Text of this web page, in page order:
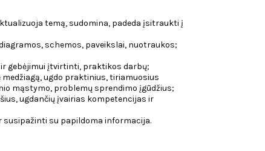
temą, sudomina, padeda įsitraukti į
schemos, paveikslai, nuotraukos;
gebėjimui įtvirtinti, praktikos darbų;
ugdo praktinius, tiriamuosius
mąstymo, problemų sprendimo įgūdžius;
ugdančių įvairias kompetencijas ir
su papildoma informacija.